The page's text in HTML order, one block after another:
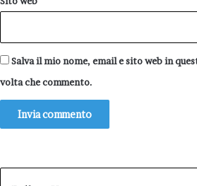
Salva il mio nome, email e sito web in
volta che commento.